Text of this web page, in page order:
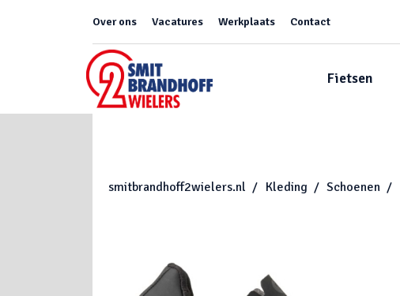
Over ons Vacatures Werkplaats Contact
Fietsen
smitbrandhoff2wielers.nl Kleding Schoenen